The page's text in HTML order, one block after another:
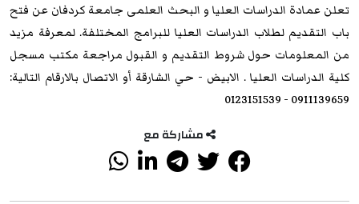
تعلن عمادة الدراسات العليا و البحث العلمى جامعة كردفان عن فتح
باب التقديم لطلاب الدراسات العليا للبرامج المختلفة. لمعرفة مزيد
من المعلومات حول شروط التقديم و القبول مراجعة مكتب مسجل
كلية الدراسات العليا . الابيض - حي الشارقة أو الاتصال بالارقام التالية:
0911139659 - 0123151539
مشاركة مع